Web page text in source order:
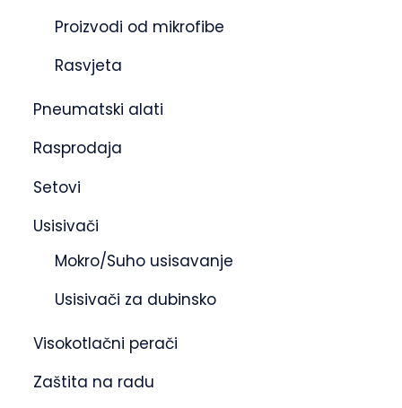
Proizvodi od mikrofibe
Rasvjeta
Pneumatski alati
Rasprodaja
Setovi
Usisivači
Mokro/Suho usisavanje
Usisivači za dubinsko
Visokotlačni perači
Zaštita na radu